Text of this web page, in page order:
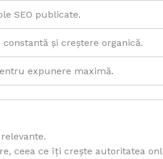
SEO publicate.
și creștere organică.
expunere maximă.
ceea ce îți crește autoritatea